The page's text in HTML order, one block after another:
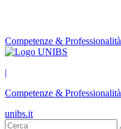
Competenze & Professionalità
|
Competenze & Professionalità
unibs.it